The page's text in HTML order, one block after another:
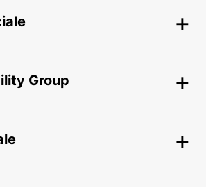
Group